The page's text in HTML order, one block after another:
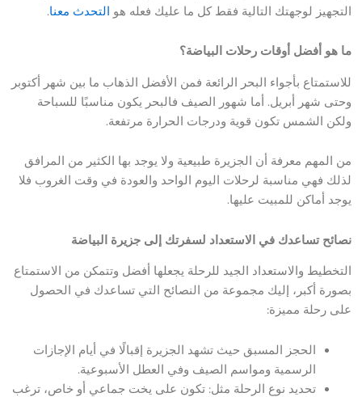
التجهيز لوجهتك التالية فقط كل ما عليك فعله هو التحدث معنا.
ما هو أفضل أوقات رحلات البياضة؟
للاستمتاع بأجواء البحر الرائعة فمن الأفضل الذهاب ما بين شهر أكتوبر
وحتى شهر أبريل. أما شهور الصيف فالبحر يكون مناسبًا للسباحة
ولكن الشمس تكون قوية ودرجات الحرارة مرتفعة.
من المهم معرفة أن الجزيرة طبيعية ولا يوجد بها الكثير من المرافق
لذلك فهي مناسبة لرحلات اليوم الواحد والعودة في وقت الغروب فلا
يوجد أماكن للمبيت عليها.
نصائح تساعدك في الاستعداد لسفرتك إلى جزيرة البياضة
التخطيط والاستعداد الجيد للرحلة يجعلها أفضل وتتمكن من الاستمتاع
بصورة أكبر، إليك مجموعة من النصائح التي تساعدك في الحصول
على رحلة مميزة:
الحجز المسبق حيث تشهد الجزيرة إقبالًا في أيام الإجازات
الرسمية ومواسم الصيف وفي العطل الأسبوعية.
تحديد نوع الرحلة مثل: تكون على يخت جماعي أو خاص، ترغب